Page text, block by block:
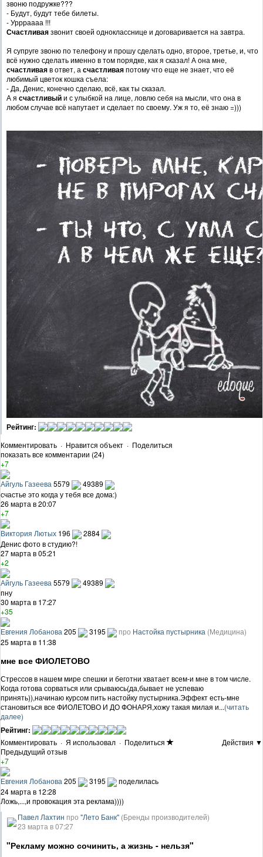
звоню подружке???
- Будут, будут тебе билеты.
- Уррраааа !!!
Счастливаязвонит своей однокласснице и договаривается на завтра.
Я супруге звоню по телефону и прошу сделать одно, второе, третье, и, что
всё нужно сделать именно в том порядке, как я сказал! А она мне,
счастливаяв ответ, асчастливаяпотому что еще не знает, что её
любимый цветок кошка съела:
- Да, Денис, конечно сделаю, всё, как ты сказал.
А я счастливыйи с улыбкой на лице, ловлю себя на мысли, что она в
любом случае всё напутает и сделает по своему. Уж я то, её знаю =)))
Рейтинг:
Комментировать · Нравится объект · Поделиться
показать все комментарии (24)
+7
Айгуль Газеева 5579
49389
счастье это когда у тебя все дома:)
26 марта в 20:07
+7
Виктория Лютых 196
2884
Денис фото в студию?!
27 марта в 05:21
+2
Айгуль Газеева 5579
49389
пну
30 марта в 17:27
+35
Евгения Лобанова 205 3195 про Настойка пустырника (Медицина)
25 марта в 11:38
мне все ФИОЛЕТОВО
Стрессов в нашем мире спешки и беготни хватает всем-и мне в том числе.
Когда готова сорваться или срываюсь(да,бывает не успеваю
принять)),начинаю курсом пить настойку пустырника.Эффект есть-мне
становиться все ФИОЛЕТОВО И ДО ФОНАРЯ,хожу такая милая и...(читать
далее)
Рейтинг:
Комментировать · Я использовал · Поделиться
Действия ▼
Предыдущий отзыв
+7
Евгения Лобанова 205 3195
поделилась
24 марта в 12:28
Ложь,...,и провокация эта реклама))))
Павел Лахтин про "Лето Банк" (Бренды производителей)
23 марта в 07:27
"Рекламу можно сочинить, а жизнь - нельзя"